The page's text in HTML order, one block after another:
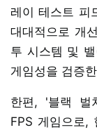
레이 테스트 피
대대적으로 개
투 시스템 및
게임성을 검증
한편, '블랙 벌
FPS 게임으로,